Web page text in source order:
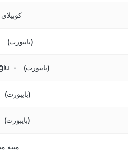
(بايبورت)
- (بايبورت)
(بايبورت)
(بايبورت)
ميته